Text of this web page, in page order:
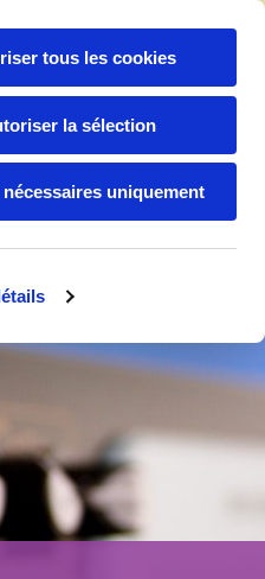
tous les cookies
la sélection
uniquement
05 94 30 59 44